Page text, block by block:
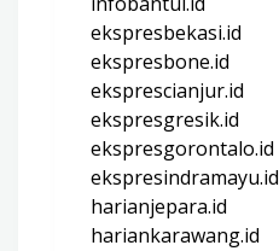
ekspresbekasi.id
ekspresbone.id
eksprescianjur.id
ekspresgresik.id
ekspresgorontalo.id
ekspresindramayu.id
harianjepara.id
hariankarawang.id